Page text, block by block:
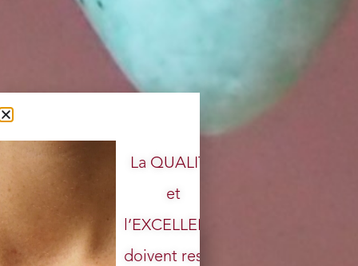
La QUALITÉ
et
l’EXCELLENCE
doivent rester